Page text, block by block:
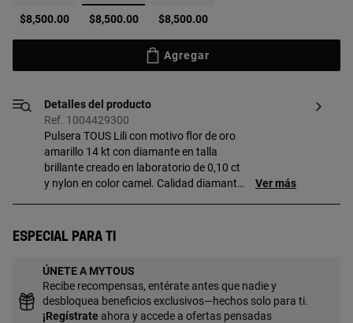
$8,500.00 seleccionado
$8,500.00 $8,500.00
Agregar
Detalles del producto
Ref. 1004429300
Pulsera TOUS Lili con motivo flor de oro
amarillo 14 kt con diamante en talla
brillante creado en laboratorio de 0,10 ct
y nylon en color camel. Calidad diamante:
Cierre deslizante. Pieza elaborada con
Tracemark garantiza la trazabilidad de
todos los materiales que la componen y
el lugar de su fabricación con
documentación que lo acredita.
Ver más
Especial para ti
ÚNETE A MYTOUS
Recibe recompensas, entérate antes que nadie y
desbloquea beneficios exclusivos—hechos solo para ti.
¡Regístrate ahora y accede a ofertas pensadas